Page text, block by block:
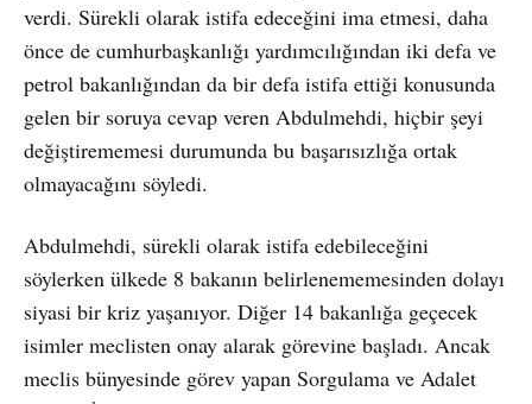
verdi. Sürekli olarak istifa edeceğini ima etmesi, daha
önce de cumhurbaşkanlığı yardımcılığından iki defa ve
petrol bakanlığından da bir defa istifa ettiği konusunda
gelen bir soruya cevap veren Abdulmehdi, hiçbir şeyi
değiştirememesi durumunda bu başarısızlığa ortak
olmayacağını söyledi.
Abdulmehdi, sürekli olarak istifa edebileceğini
söylerken ülkede 8 bakanın belirlenememesinden dolayı
siyasi bir kriz yaşanıyor. Diğer 14 bakanlığa geçecek
isimler meclisten onay alarak görevine başladı. Ancak
meclis bünyesinde görev yapan Sorgulama ve Adalet